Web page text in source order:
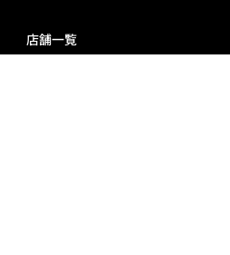
店舗一覧